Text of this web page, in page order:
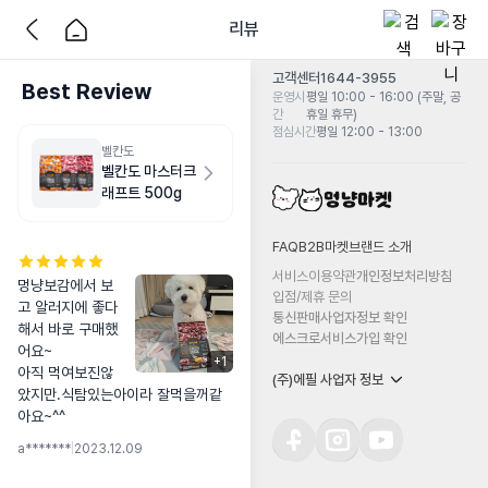
리뷰
Best Review
벨칸도
벨칸도 마스터크
래프트 500g
+1
멍냥보감에서 보
고 알러지에 좋다
해서 바로 구매했
어요~
아직 먹여보진않
았지만.식탐있는아이라 잘먹을꺼같
아요~^^
a******* 2023.12.09
고객센터1644-3955
운영시
간
평일 10:00 - 16:00 (주말, 공
휴일 휴무)
점심시간평일 12:00 - 13:00
FAQB2B마켓 브랜드 소개
서비스이용약관개인정보처리방침
입점/제휴 문의
통신판매사업자정보 확인
에스크로서비스가입 확인
(주)에필 사업자 정보